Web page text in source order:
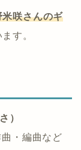
咲さんのギ
す。
）
・編曲など